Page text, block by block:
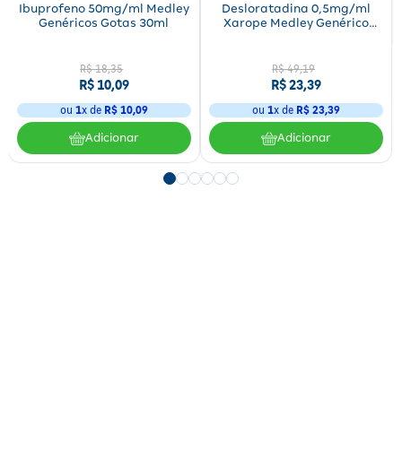
Ibuprofeno 50mg/ml Medley
Genéricos Gotas 30ml
R$ 18,35
R$10,09
ou 1x de R$ 10,09
Adicionar
Desloratadina 0,5mg/ml
Xarope Medley Genérico
R$ 49,19
R$23,39
ou 1x de R$ 23,39
Adicionar